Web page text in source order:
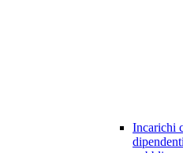
Incarichi